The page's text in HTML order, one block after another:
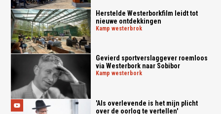
Herstelde Westerborkfilm leidt tot
nieuwe ontdekkingen
kamp westerbrok
Gevierd sportverslaggever roemloos
via Westerbork naar Sobibor
kamp westerbork
'Als overlevende is het mijn plicht
over de oorlog te vertellen'